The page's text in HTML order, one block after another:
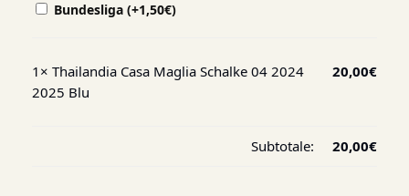
Bundesliga (+1,50€)
1× Thailandia Casa Maglia Schalke 04 2024
2025 Blu
20,00€
Subtotale: 20,00€